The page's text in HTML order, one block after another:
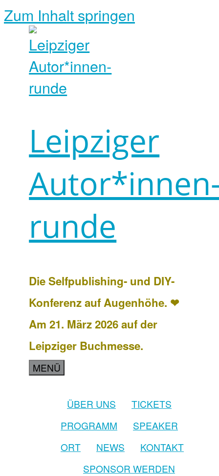
Zum Inhalt springen
Leipziger
runde
Die Selfpublishing- und DIY-
Konferenz auf Augenhöhe. ❤
Am 21. März 2026 auf der
Leipziger Buchmesse.
MENÜ
ÜBER UNS
TICKETS
PROGRAMM
SPEAKER
ORT
NEWS
KONTAKT
SPONSOR WERDEN